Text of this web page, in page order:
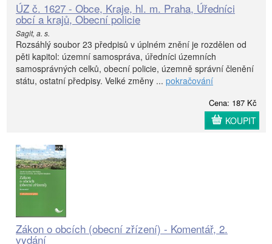
ÚZ č. 1627 - Obce, Kraje, hl. m. Praha, Úředníci
obcí a krajů, Obecní policie
Sagit, a. s.
Rozsáhlý soubor 23 předpisů v úplném znění je rozdělen od
pěti kapitol: územní samospráva, úředníci územních
samosprávných celků, obecní policie, územně správní členění
státu, ostatní předpisy. Velké změny ... pokračování
Cena: 187 Kč
KOUPIT
Zákon o obcích (obecní zřízení) - Komentář, 2.
vydání